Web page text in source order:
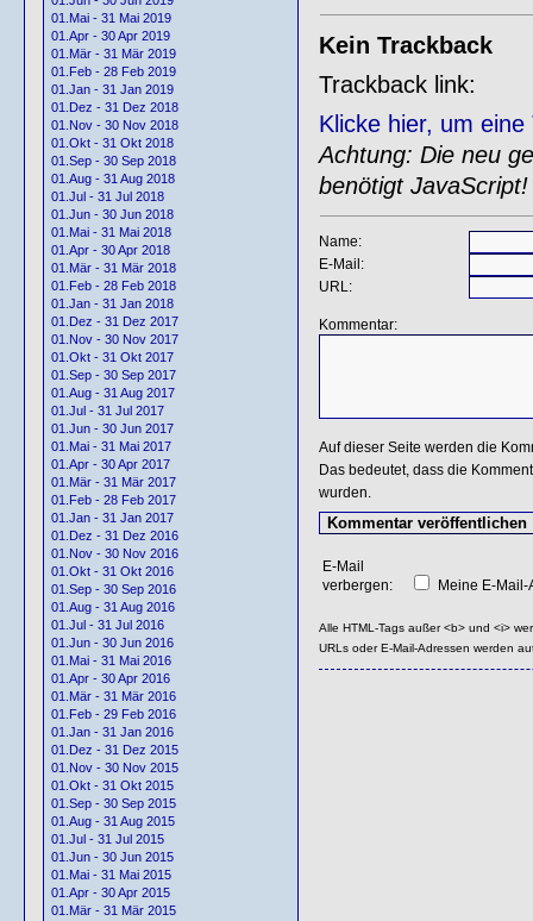
01.Mai - 31 Mai 2019
01.Apr - 30 Apr 2019
01.Mär - 31 Mär 2019
01.Feb - 28 Feb 2019
01.Jan - 31 Jan 2019
01.Dez - 31 Dez 2018
01.Nov - 30 Nov 2018
01.Okt - 31 Okt 2018
01.Sep - 30 Sep 2018
01.Aug - 31 Aug 2018
01.Jul - 31 Jul 2018
01.Jun - 30 Jun 2018
01.Mai - 31 Mai 2018
01.Apr - 30 Apr 2018
01.Mär - 31 Mär 2018
01.Feb - 28 Feb 2018
01.Jan - 31 Jan 2018
01.Dez - 31 Dez 2017
01.Nov - 30 Nov 2017
01.Okt - 31 Okt 2017
01.Sep - 30 Sep 2017
01.Aug - 31 Aug 2017
01.Jul - 31 Jul 2017
01.Jun - 30 Jun 2017
01.Mai - 31 Mai 2017
01.Apr - 30 Apr 2017
01.Mär - 31 Mär 2017
01.Feb - 28 Feb 2017
01.Jan - 31 Jan 2017
01.Dez - 31 Dez 2016
01.Nov - 30 Nov 2016
01.Okt - 31 Okt 2016
01.Sep - 30 Sep 2016
01.Aug - 31 Aug 2016
01.Jul - 31 Jul 2016
01.Jun - 30 Jun 2016
01.Mai - 31 Mai 2016
01.Apr - 30 Apr 2016
01.Mär - 31 Mär 2016
01.Feb - 29 Feb 2016
01.Jan - 31 Jan 2016
01.Dez - 31 Dez 2015
01.Nov - 30 Nov 2015
01.Okt - 31 Okt 2015
01.Sep - 30 Sep 2015
01.Aug - 31 Aug 2015
01.Jul - 31 Jul 2015
01.Jun - 30 Jun 2015
01.Mai - 31 Mai 2015
01.Apr - 30 Apr 2015
01.Mär - 31 Mär 2015
Kein Trackback
Trackback link:
Klicke hier, um
Achtung: Die neu
benötigt JavaScript!
Name:
E-Mail:
URL:
Kommentar:
Auf dieser Seite werden die
Das bedeutet, dass die
wurden.
E-Mail
verbergen:
Meine E-
Alle HTML-Tags außer <b> und <i>
URLs oder E-Mail-Adressen werden